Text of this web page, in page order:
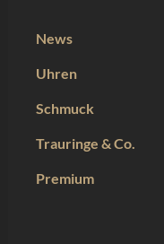
News
Uhren
Schmuck
Trauringe & Co.
Premium